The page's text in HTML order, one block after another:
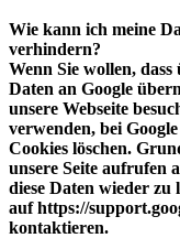
Wie kann ich meine
verhindern?
Wenn Sie wollen,
Daten an Google
unsere Webseite
verwenden, bei
Cookies löschen.
unsere Seite aufrufen
diese Daten wieder zu
auf https://
kontaktieren.